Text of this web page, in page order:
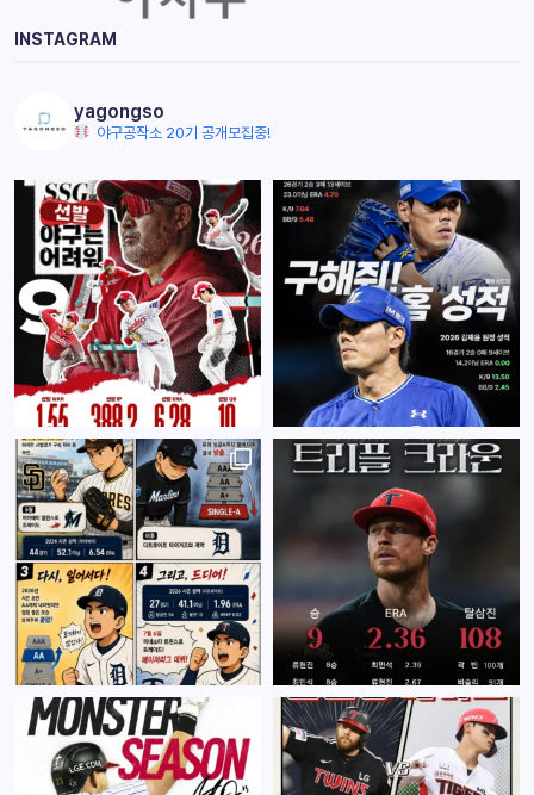
INSTAGRAM
yagongso
야구공작소 20기 공개모집중!